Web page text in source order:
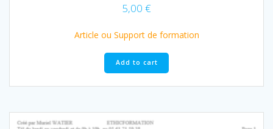
5,00 €
Article ou Support de formation
Add to cart